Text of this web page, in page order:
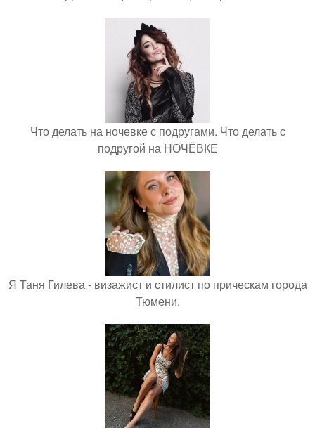
Что делать на ночевке с подругами. Что делать с
подругой на НОЧЁВКЕ
Я Таня Гилева - визажист и стилист по прическам города
Тюмени.